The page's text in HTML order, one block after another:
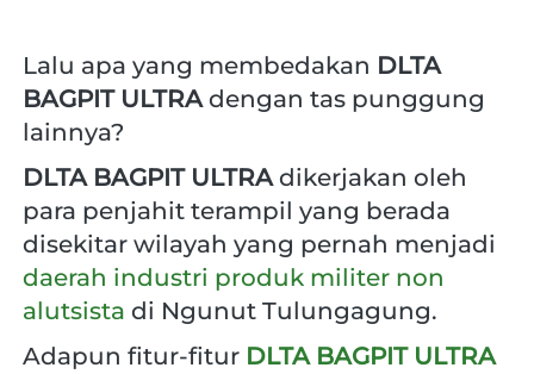
Lalu apa yang membedakan DLTA
BAGPIT ULTRA dengan tas punggung
lainnya?
DLTA BAGPIT ULTRA dikerjakan oleh
para penjahit terampil yang berada
daerah industri produk militer non
alutsista di Ngunut Tulungagung.
Adapun fitur-fitur DLTA BAGPIT ULTRA